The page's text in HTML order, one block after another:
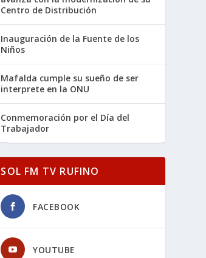
Centro de Distribución
Inauguración de la Fuente de los
Niños
Mafalda cumple su sueño de ser
interprete en la ONU
Conmemoración por el Día del
Trabajador
SOL FM TV RUFINO
FACEBOOK
YOUTUBE